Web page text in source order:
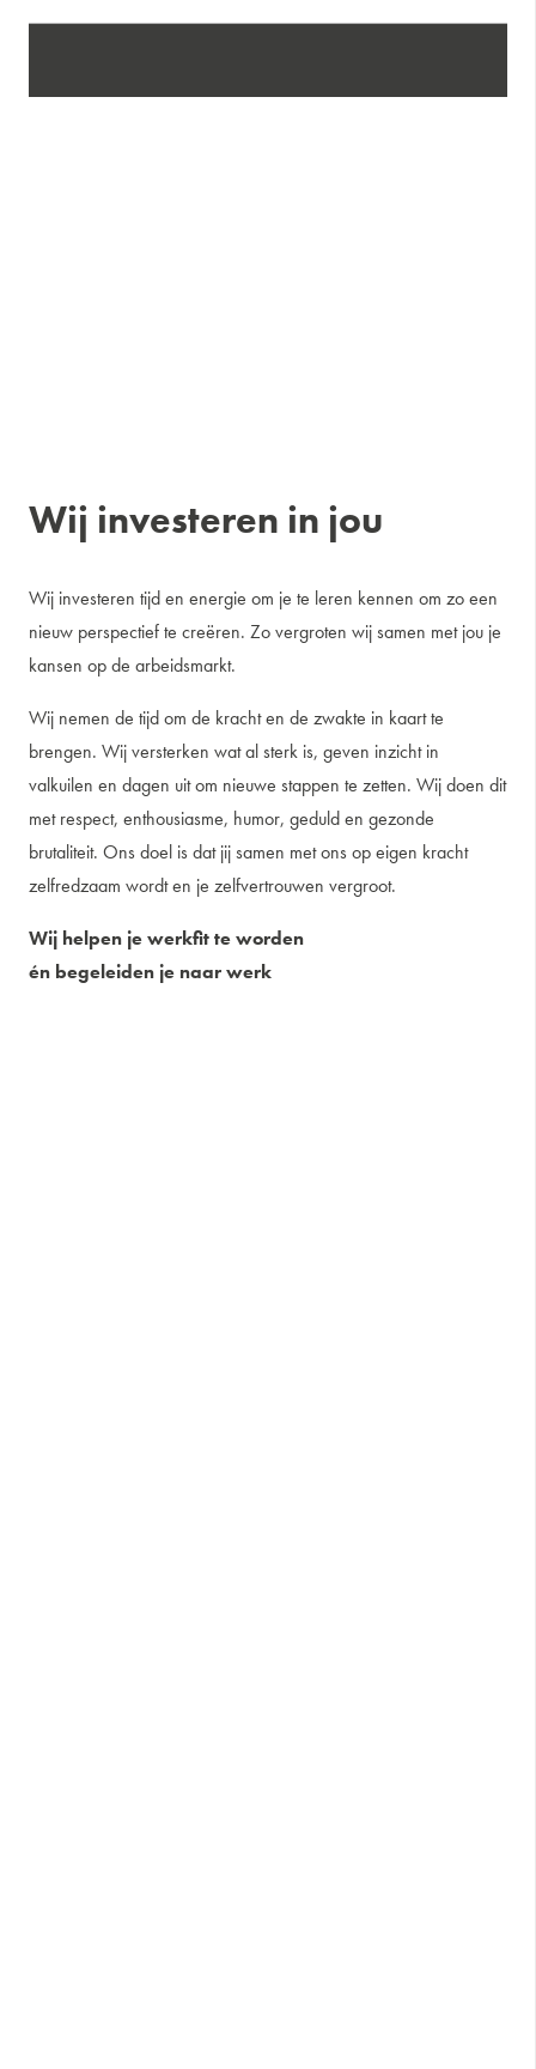
Wij investeren in jou
Wij investeren tijd en energie om je te leren kennen om zo een
nieuw perspectief te creëren. Zo vergroten wij samen met jou je
kansen op de arbeidsmarkt.
Wij nemen de tijd om de kracht en de zwakte in kaart te
brengen. Wij versterken wat al sterk is, geven inzicht in
valkuilen en dagen uit om nieuwe stappen te zetten. Wij doen dit
met respect, enthousiasme, humor, geduld en gezonde
brutaliteit. Ons doel is dat jij samen met ons op eigen kracht
zelfredzaam wordt en je zelfvertrouwen vergroot.
Wij helpen je werkfit te worden
én begeleiden je naar werk